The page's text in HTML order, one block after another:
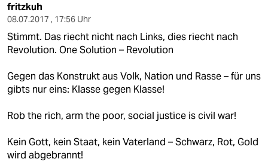
fritzkuh
08.07.2017 , 17:56 Uhr
Stimmt. Das riecht nicht nach Links, dies riecht nach
Revolution. One Solution – Revolution
Gegen das Konstrukt aus Volk, Nation und Rasse – für uns
gibts nur eins: Klasse gegen Klasse!
Rob the rich, arm the poor, social justice is civil war!
Kein Gott, kein Staat, kein Vaterland – Schwarz, Rot, Gold
wird abgebrannt!